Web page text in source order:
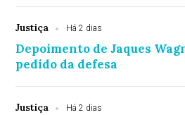
Justiça Há 2 dias
Depoimento de Jaques
pedido da defesa
Justiça Há 2 dias